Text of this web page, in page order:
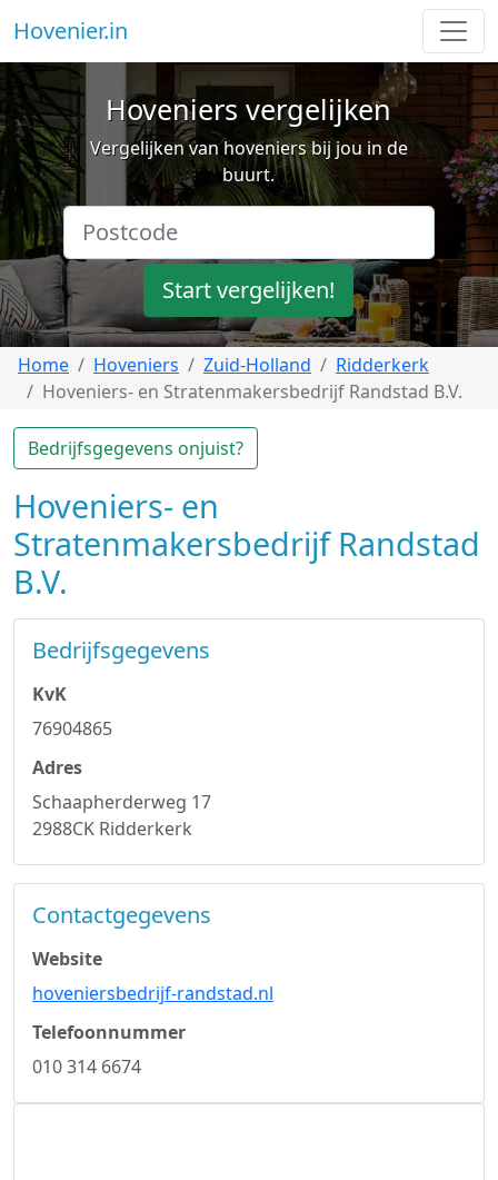
Hovenier.in
Hoveniers vergelijken
Vergelijken van hoveniers bij jou in de
buurt.
Start vergelijken!
Home Hoveniers Zuid-Holland
Ridderkerk
Hoveniers- en Stratenmakersbedrijf Randstad B.V.
Bedrijfsgegevens onjuist?
Hoveniers- en
Stratenmakersbedrijf Randstad
B.V.
Bedrijfsgegevens
KvK
76904865
Adres
Schaapherderweg 17
2988CK Ridderkerk
Contactgegevens
Website
hoveniersbedrijf-randstad.nl
Telefoonnummer
010 314 6674